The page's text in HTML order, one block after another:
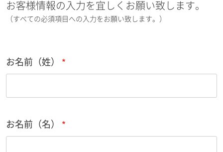
お客様情報の入力を宜しくお願い致します。
（すべての必須項目への入力をお願い致します。）
お名前（姓）
お名前（名）